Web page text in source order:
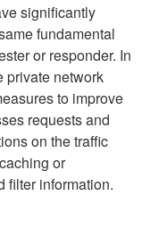
significantly
fundamental
or responder. In
private network
to improve
requests and
on the traffic
or
filter information.